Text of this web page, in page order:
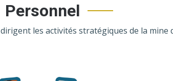
Personnel
les activités stratégiques de la mine